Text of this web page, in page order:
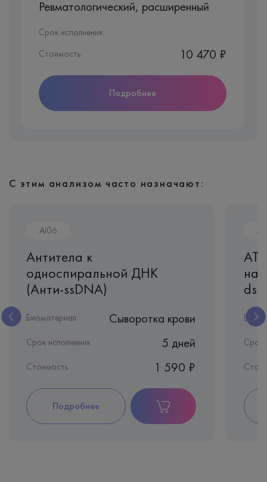
Ревматологический, расширенный
Срок исполнения:
Стоимость
10 470 ₽
Подробнее
С этим анализом часто назначают:
Ai06
Антитела к
односпиральной ДНК
(Анти-ssDNA)
Биоматериал: Сыворотка крови
Срок исполнения: 5 дней
Стоимость 1 590 ₽
Подробнее
АТ
Срок